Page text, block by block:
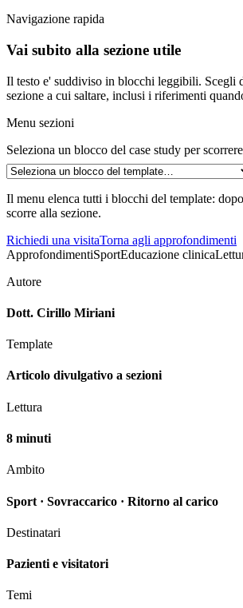
Navigazione rapida
Vai subito alla sezione utile
Il testo e' suddiviso in blocchi leggibili. Scegli
sezione a cui saltare, inclusi i riferimenti
Menu sezioni
Seleziona un blocco del case study per
Il menu elenca tutti i blocchi del template:
scorre alla sezione.
Richiedi una visitaTorna agli approfondimenti
ApprofondimentiSportEducazione clinica
Autore
Dott. Cirillo Miriani
Template
Articolo divulgativo a sezioni
Lettura
8 minuti
Ambito
Sport · Sovraccarico · Ritorno al carico
Destinatari
Pazienti e visitatori
Temi